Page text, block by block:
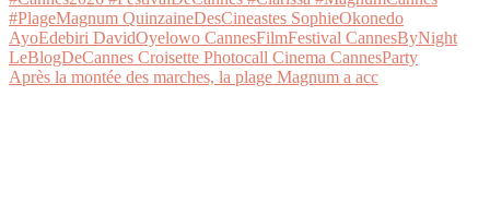
Après la montée des marches, la plage Magnum a acc